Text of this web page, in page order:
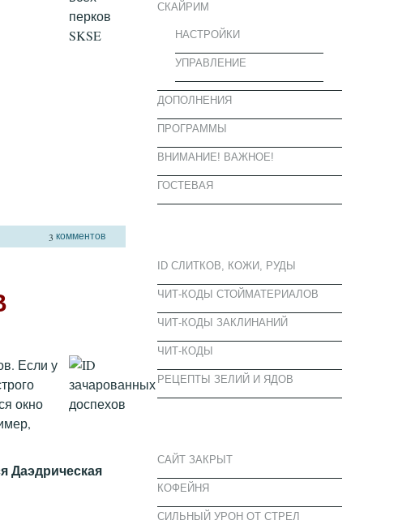
3 комментов
Если у
окно
Даэдрическая
СКАЙРИМ
НАСТРОЙКИ
УПРАВЛЕНИЕ
ДОПОЛНЕНИЯ
ПРОГРАММЫ
ВНИМАНИЕ! ВАЖНОЕ!
ГОСТЕВАЯ
ID СЛИТКОВ, КОЖИ, РУДЫ
ЧИТ-КОДЫ СТОЙМАТЕРИАЛОВ
ЧИТ-КОДЫ ЗАКЛИНАНИЙ
ЧИТ-КОДЫ
РЕЦЕПТЫ ЗЕЛИЙ И ЯДОВ
САЙТ ЗАКРЫТ
КОФЕЙНЯ
CИЛЬНЫЙ УРОН ОТ СТРЕЛ